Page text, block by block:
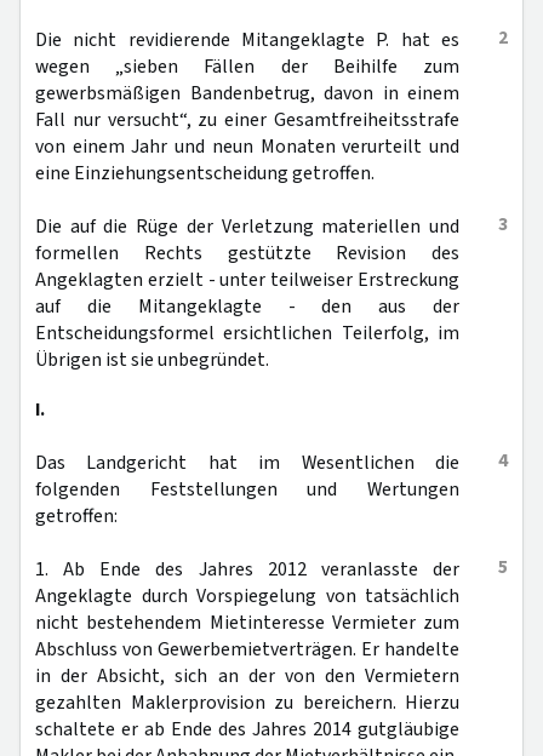
2
Die nicht revidierende Mitangeklagte P. hat es
wegen „sieben Fällen der Beihilfe zum
gewerbsmäßigen Bandenbetrug, davon in einem
Fall nur versucht“, zu einer Gesamtfreiheitsstrafe
von einem Jahr und neun Monaten verurteilt und
eine Einziehungsentscheidung getroffen.
3
Die auf die Rüge der Verletzung materiellen und
formellen Rechts gestützte Revision des
Angeklagten erzielt - unter teilweiser Erstreckung
auf die Mitangeklagte - den aus der
Entscheidungsformel ersichtlichen Teilerfolg, im
Übrigen ist sie unbegründet.
I.
4
Das Landgericht hat im Wesentlichen die
folgenden Feststellungen und Wertungen
getroffen:
5
1. Ab Ende des Jahres 2012 veranlasste der
Angeklagte durch Vorspiegelung von tatsächlich
nicht bestehendem Mietinteresse Vermieter zum
Abschluss von Gewerbemietverträgen. Er handelte
in der Absicht, sich an der von den Vermietern
gezahlten Maklerprovision zu bereichern. Hierzu
schaltete er ab Ende des Jahres 2014 gutgläubige